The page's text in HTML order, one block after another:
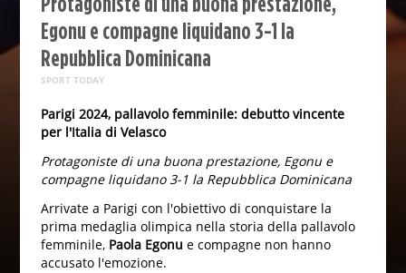
Egonu e compagne liquidano 3-1 la
Repubblica Dominicana
SPORT TODAY
Parigi 2024, pallavolo femminile: debutto vincente
per l'Italia di Velasco
Protagoniste di una buona prestazione, Egonu e
compagne liquidano 3-1 la Repubblica Dominicana
Arrivate a Parigi con l'obiettivo di conquistare la
prima medaglia olimpica nella storia della pallavolo
femminile, Paola Egonu e compagne non hanno
accusato l'emozione.